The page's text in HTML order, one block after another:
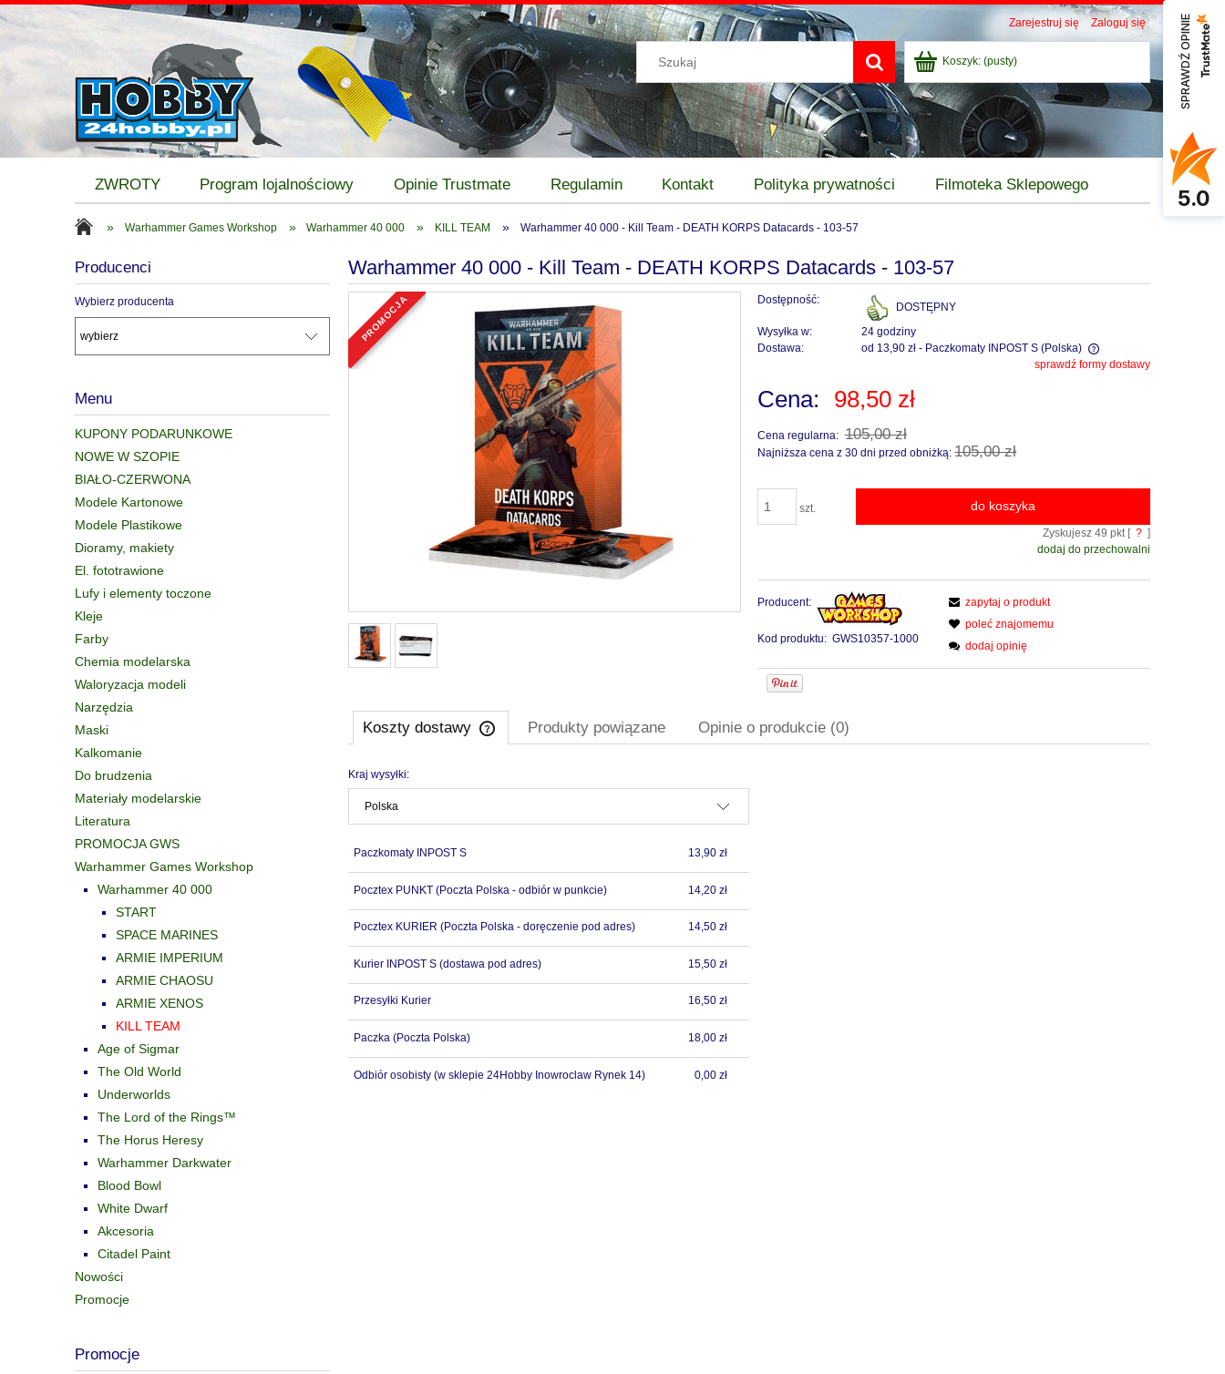
Zarejestruj się Zaloguj się
Koszyk: (pusty)
ZWROTY Program lojalnościowy Opinie Trustmate Regulamin Kontakt Polityka prywatności Filmoteka Sklepowego
» Warhammer Games Workshop » Warhammer 40 000 » KILL TEAM » Warhammer 40 000 - Kill Team - DEATH KORPS Datacards - 103-57
Producenci
Wybierz producenta
Menu
KUPONY PODARUNKOWE
NOWE W SZOPIE
BIAŁO-CZERWONA
Modele Kartonowe
Modele Plastikowe
Dioramy, makiety
El. fototrawione
Lufy i elementy toczone
Kleje
Farby
Chemia modelarska
Waloryzacja modeli
Narzędzia
Maski
Kalkomanie
Do brudzenia
Materiały modelarskie
Literatura
PROMOCJA GWS
Warhammer Games Workshop
Warhammer 40 000
START
SPACE MARINES
ARMIE IMPERIUM
ARMIE CHAOSU
ARMIE XENOS
KILL TEAM
Age of Sigmar
The Old World
Underworlds
The Lord of the Rings™
The Horus Heresy
Warhammer Darkwater
Blood Bowl
White Dwarf
Akcesoria
Citadel Paint
Nowości
Promocje
Promocje
Warhammer 40 000 - Kill Team - DEATH KORPS Datacards - 103-57
promocja Dostępność:
DOSTĘPNY
Wysyłka w:
24 godziny
Dostawa:
od 13,90 zł - Paczkomaty INPOST S (Polska)
Cena nie zawiera ewentualnych kosztów
płatności
sprawdź formy dostawy
Cena: 98,50 zł
Cena regularna: 105,00 zł
Najniższa cena z 30 dni przed obniżką:105,00 zł
szt. do koszyka
Zyskujesz 49 pkt [ ? ]
dodaj do przechowalni
Producent:
Kod produktu: GWS10357-1000
zapytaj o produkt
poleć znajomemu
dodaj opinię
Koszty dostawy
płatności
Produkty powiązane Opinie o produkcie (0)
Kraj wysyłki:
Paczkomaty INPOST S 13,90 zł
Pocztex PUNKT (Poczta Polska - odbiór w punkcie) 14,20 zł
Pocztex KURIER (Poczta Polska - doręczenie pod adres) 14,50 zł
Kurier INPOST S (dostawa pod adres) 15,50 zł
Przesyłki Kurier 16,50 zł
Paczka (Poczta Polska) 18,00 zł
Odbiór osobisty (w sklepie 24Hobby Inowroclaw Rynek 14) 0,00 zł
SPRAWDŹ OPINIE
5.0